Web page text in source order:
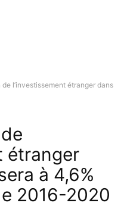
l’investissement étranger dans
étranger
à 4,6%
2016-2020